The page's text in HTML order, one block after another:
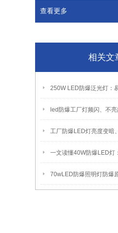
查看更多
相关文
70wLED防爆照明灯防爆